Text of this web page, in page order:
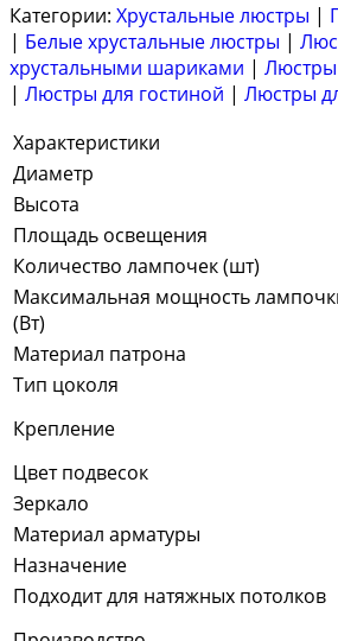
Категории: Хрустальные люстры |
| Белые хрустальные люстры |
хрустальными шариками |
| Люстры для гостиной | Люстры
Характеристики
Диаметр
Высота
Площадь освещения
Количество лампочек (шт)
Максимальная мощность
(Вт)
Материал патрона
Тип цоколя
Крепление
Цвет подвесок
Зеркало
Материал арматуры
Назначение
Подходит для натяжных потолков